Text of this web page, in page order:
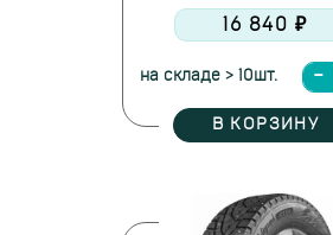
16 840 ₽
на складе > 10шт.
В КОРЗИНУ